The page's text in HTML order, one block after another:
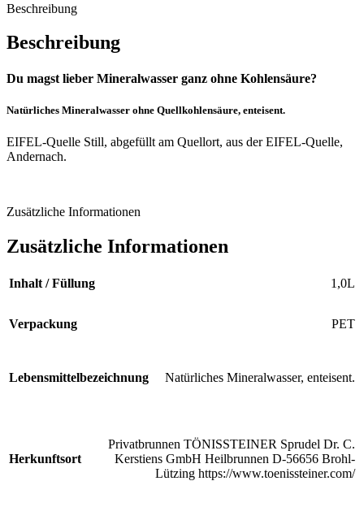
Beschreibung
Beschreibung
Du magst lieber Mineralwasser ganz ohne Kohlensäure?
Natürliches Mineralwasser ohne Quellkohlensäure, enteisent.
EIFEL-Quelle Still, abgefüllt am Quellort, aus der EIFEL-Quelle,
Andernach.
Zusätzliche Informationen
Zusätzliche Informationen
Inhalt / Füllung 1,0L
Verpackung PET
Lebensmittelbezeichnung Natürliches Mineralwasser, enteisent.
Herkunftsort
Privatbrunnen TÖNISSTEINER Sprudel Dr. C.
Kerstiens GmbH Heilbrunnen D-56656 Brohl-
Lützing https://www.toenissteiner.com/